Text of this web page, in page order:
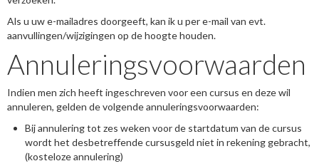
Als u uw e-mailadres doorgeeft, kan ik u per e-mail van evt.
aanvullingen/wijzigingen op de hoogte houden.
Annuleringsvoorwaarden
Indien men zich heeft ingeschreven voor een cursus en deze wil
annuleren, gelden de volgende annuleringsvoorwaarden:
Bij annulering tot zes weken voor de startdatum van de cursus
wordt het desbetreffende cursusgeld niet in rekening gebracht,
(kosteloze annulering)